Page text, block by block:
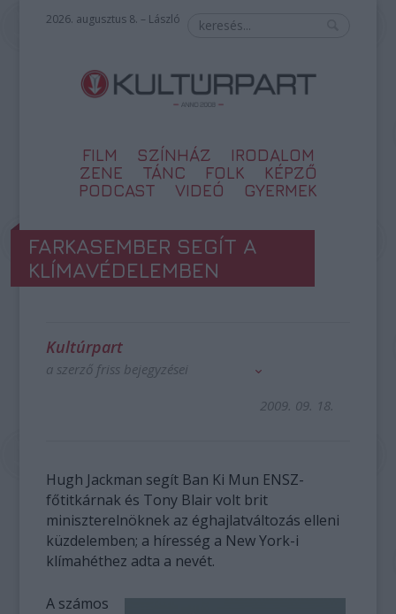
2026. augusztus 8. – László
FILM SZÍNHÁZ
IRODALOM
ZENE
TÁNC FOLK
KÉPZŐ
PODCAST
VIDEÓ GYERMEK
FARKASEMBER SEGÍT A
KLÍMAVÉDELEMBEN
Kultúrpart
a szerző friss bejegyzései
2009. 09. 18.
Hugh Jackman segít Ban Ki Mun ENSZ-
főtitkárnak és Tony Blair volt brit
miniszterelnöknek az éghajlatváltozás elleni
küzdelemben; a híresség a New York-i
klímahéthez adta a nevét.
A számos